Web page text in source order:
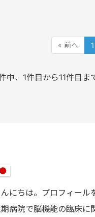
« 前へ 1
中、1件目から11件目ま
にちは。プロフィール
病院で脳機能の臨床